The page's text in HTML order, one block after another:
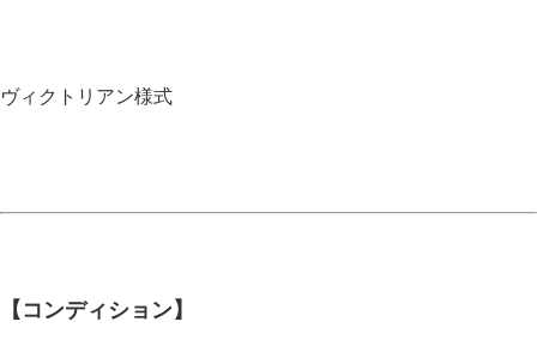
ヴィクトリアン様式
【コンディション】